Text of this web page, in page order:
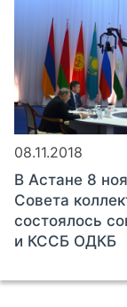
08.11.2018
В Астане 8
Совета
состоялось
и КССБ ОДКБ